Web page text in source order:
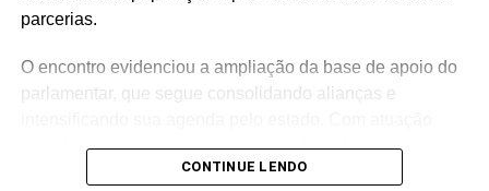
emendas parlamentares. Um trabalho que demonstra que
Mais do que discursos, Luiz Eduardo tem apresentado
compromisso com o desenvolvimento do Rio Grande do
Norte. Um mandato presente, atuante e comprometido em
parcerias.
O encontro evidenciou a ampliação da base de apoio do
parlamentar, que segue consolidando alianças e
voltada para o municipalismo e a defesa de investimentos
para os municípios potiguares, Benes tem reforçado o
CONTINUE LENDO